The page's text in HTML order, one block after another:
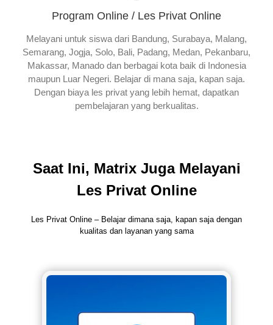
Program Online / Les Privat Online
Melayani untuk siswa dari Bandung, Surabaya, Malang,
Semarang, Jogja, Solo, Bali, Padang, Medan, Pekanbaru,
Makassar, Manado dan berbagai kota baik di Indonesia
maupun Luar Negeri. Belajar di mana saja, kapan saja.
Dengan biaya les privat yang lebih hemat, dapatkan
pembelajaran yang berkualitas.
Saat Ini, Matrix Juga Melayani
Les Privat Online
Les Privat Online – Belajar dimana saja, kapan saja dengan
kualitas dan layanan yang sama